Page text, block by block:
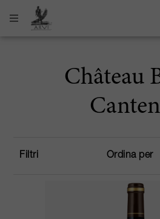
Château
Filtri Ordina per